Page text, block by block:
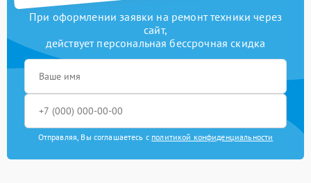
При оформлении заявки на ремонт техники через
сайт,
действует персональная бессрочная скидка
Отправляя, Вы соглашаетесь с политикой конфиденциальности